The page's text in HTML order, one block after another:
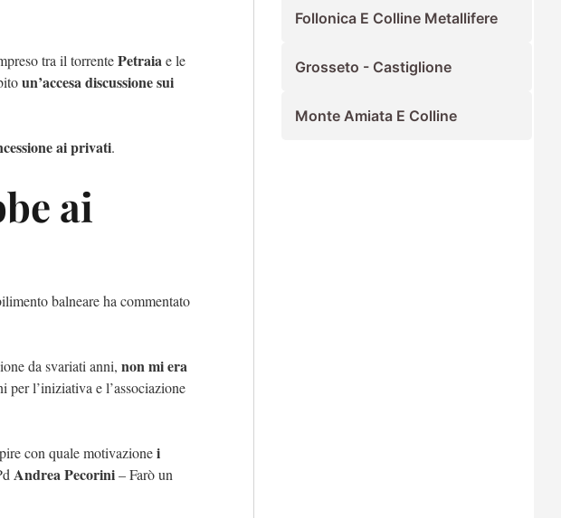
tra il torrentePetraiae le
un’accesa discussione sui
ai privati.
ai
balneare ha commentato
da svariati anni, non mi era
l’iniziativa e l’associazione
con quale motivazionei
Andrea Pecorini– Farò un
Follonica E Colline Metallifere
Grosseto - Castiglione
Monte Amiata E Colline